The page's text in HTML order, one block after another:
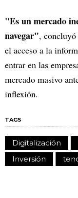
"Es un mercado
navegar", concluyó
el acceso a la
entrar en las
mercado masivo
inflexión.
TAGS
Digitalización
Inversión